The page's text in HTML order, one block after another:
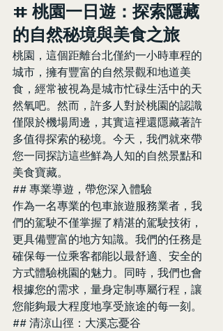
# 桃園一日遊：探索隱藏
的自然秘境與美食之旅
桃園，這個距離台北僅約一小時車程的
城市，擁有豐富的自然景觀和地道美
食，經常被視為是城市忙碌生活中的天
然氧吧。然而，許多人對於桃園的認識
僅限於機場周邊，其實這裡還隱藏著許
多值得探索的秘境。今天，我們就來帶
您一同探訪這些鮮為人知的自然景點和
美食寶藏。
## 專業導遊，帶您深入體驗
作為一名專業的包車旅遊服務業者，我
們的駕駛不僅掌握了精湛的駕駛技術，
更具備豐富的地方知識。我們的任務是
確保每一位乘客都能以最舒適、安全的
方式體驗桃園的魅力。同時，我們也會
根據您的需求，量身定制專屬行程，讓
您能夠最大程度地享受旅途的每一刻。
## 清涼山徑：大溪忘憂谷